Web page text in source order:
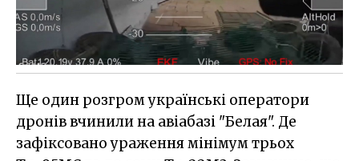
Ще один розгром українські оператори
дронів вчинили на авіабазі "Белая". Де
зафіксовано ураження мінімум трьох